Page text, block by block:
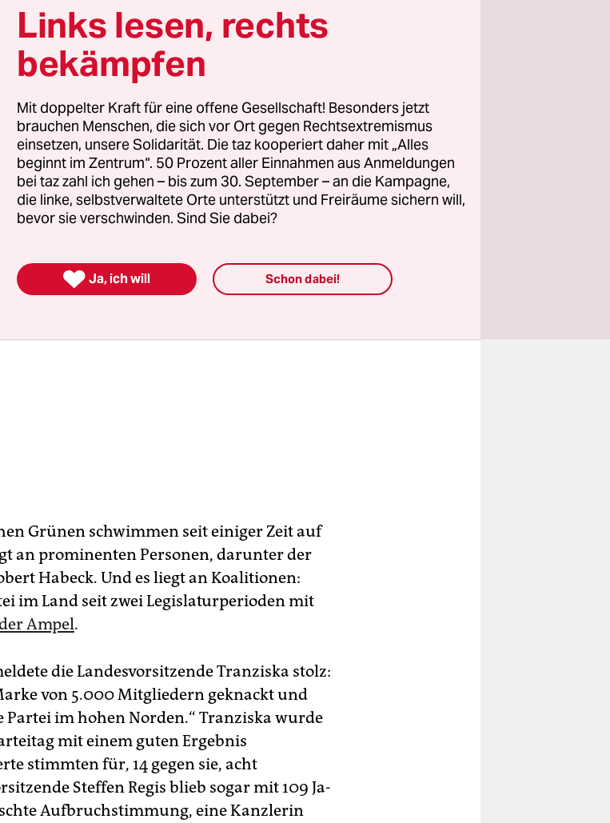
Landesparteivorsitzende für einen Platz
für die Parlamentswahl im kommende
sie.
dieses Parteitags, mit dem
in den Wahlkampf startete. Er fand am
in hybrider Form statt. Die Kan­di­da­t*in­nen
nur für die Landesliste nominiert. Die
stattfinden – eine Formsache.
Grünen schwimmen seit einiger Zeit auf
an prominenten Personen, darunter der
Habeck. Und es liegt an Koalitionen:
im Land seit zwei Legislaturperioden mit
Ampel.
die Landesvorsitzende Tranziska stolz:
von 5.000 Mitgliedern geknackt und
Partei im hohen Norden.“ Tranziska wurde
mit einem guten Ergebnis
stimmten für, 14 gegen sie, acht
Steffen Regis blieb sogar mit 109 Ja-
Aufbruchstimmung, eine Kanzlerin
Links lesen, rechts
bekämpfen
Mit doppelter Kraft für eine offene Gesellschaft! Besonders jetzt
brauchen Menschen, die sich vor Ort gegen Rechtsextremismus
einsetzen, unsere Solidarität. Die taz kooperiert daher mit „Alles
beginnt im Zentrum“. 50 Prozent aller Einnahmen aus Anmeldungen
bei taz zahl ich gehen – bis zum 30. September – an die Kampagne,
die linke, selbstverwaltete Orte unterstützt und Freiräume sichern will,
bevor sie verschwinden. Sind Sie dabei?
 Ja, ich will Schon dabei!